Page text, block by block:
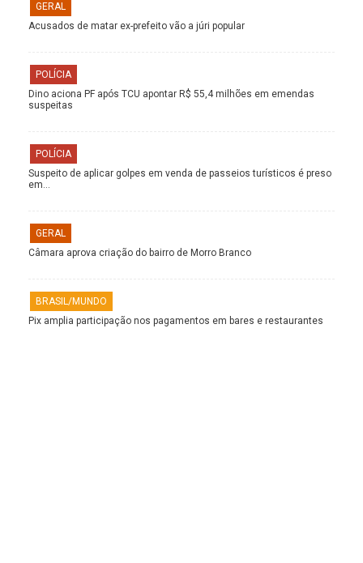
GERAL
Acusados de matar ex-prefeito vão a júri popular
POLÍCIA
Dino aciona PF após TCU apontar R$ 55,4 milhões em emendas
suspeitas
POLÍCIA
Suspeito de aplicar golpes em venda de passeios turísticos é preso
em…
GERAL
Câmara aprova criação do bairro de Morro Branco
BRASIL/MUNDO
Pix amplia participação nos pagamentos em bares e restaurantes